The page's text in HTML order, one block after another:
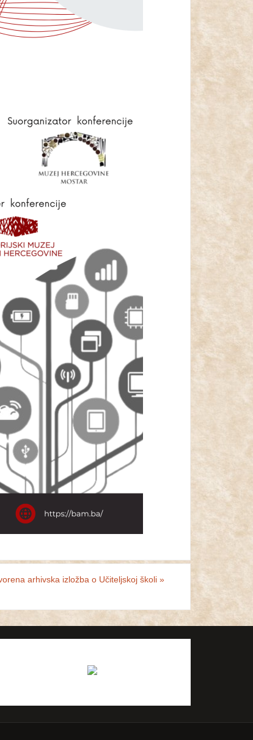
arhivska izložba o Učiteljskoj školi »